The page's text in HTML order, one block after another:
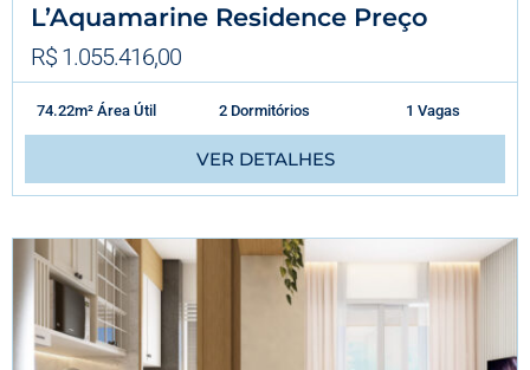
L’Aquamarine Residence Preço
R$ 1.055.416,00
74.22m² Área Útil 2 Dormitórios 1 Vagas
VER DETALHES